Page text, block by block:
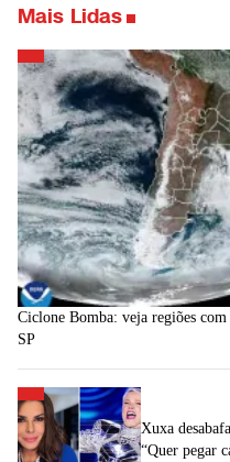
Mais Lidas
Ciclone Bomba: veja regiões
SP
Xuxa
“Quer pegar